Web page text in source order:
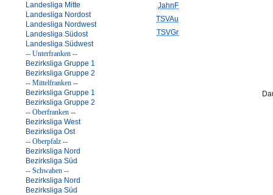
Landesliga Mitte
Landesliga Nordost
Landesliga Nordwest
Landesliga Südost
Landesliga Südwest
-- Unterfranken --
Bezirksliga Gruppe 1
Bezirksliga Gruppe 2
-- Mittelfranken --
Bezirksliga Gruppe 1
Bezirksliga Gruppe 2
-- Oberfranken --
Bezirksliga West
Bezirksliga Ost
-- Oberpfalz --
Bezirksliga Nord
Bezirksliga Süd
-- Schwaben --
Bezirksliga Nord
Bezirksliga Süd
JahnF
TSVAu
TSVGr